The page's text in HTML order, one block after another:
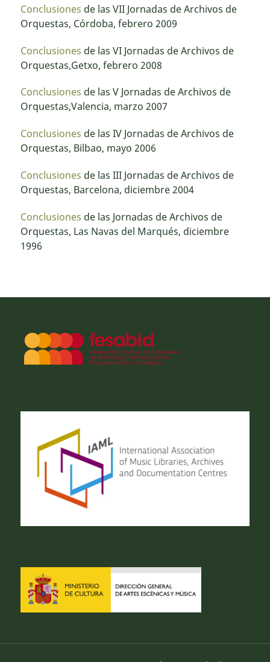
Conclusiones de las VII Jornadas de Archivos de
Orquestas, Córdoba, febrero 2009
Conclusiones de las VI Jornadas de Archivos de
Orquestas,Getxo, febrero 2008
Conclusiones de las V Jornadas de Archivos de
Orquestas,Valencia, marzo 2007
Conclusiones de las IV Jornadas de Archivos de
Orquestas, Bilbao, mayo 2006
Conclusiones de las III Jornadas de Archivos de
Orquestas, Barcelona, diciembre 2004
Conclusiones de las Jornadas de Archivos de
Orquestas, Las Navas del Marqués, diciembre
1996